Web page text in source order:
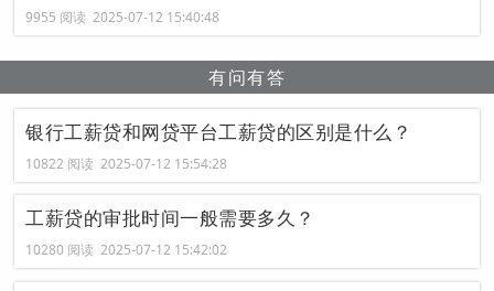
9955 阅读 2025-07-12 15:40:48
有问有答
银行工薪贷和网贷平台工薪贷的区别是什么？
10822 阅读 2025-07-12 15:54:28
工薪贷的审批时间一般需要多久？
10280 阅读 2025-07-12 15:42:02